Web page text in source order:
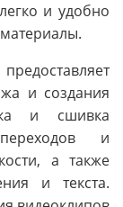
и удобно
и создания
и сшивка
и
а также
и текста.